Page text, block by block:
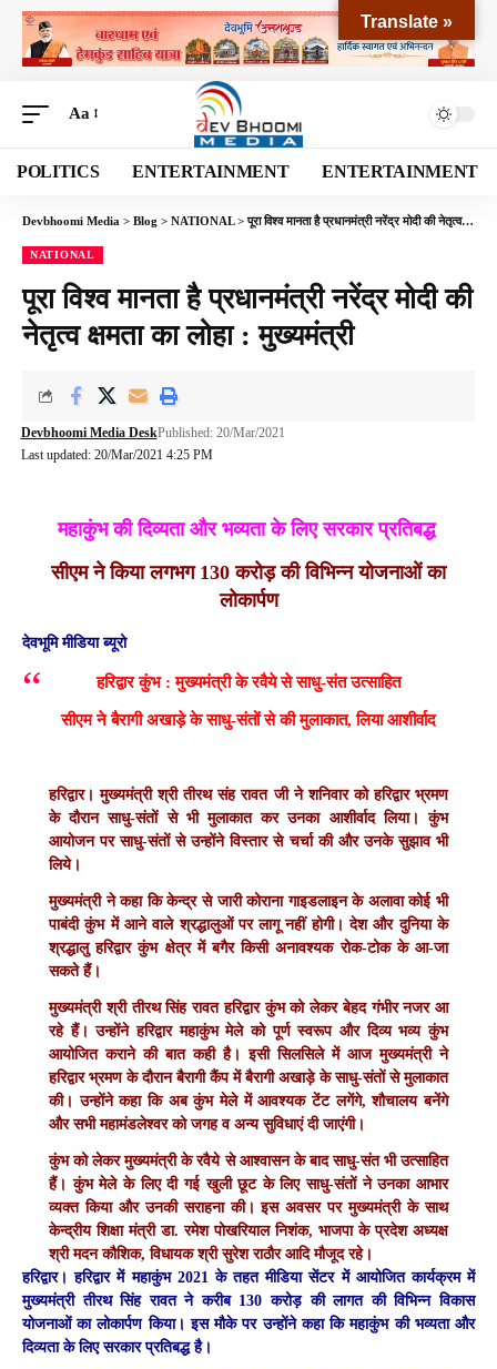
Aa
POLITICS ENTERTAINMENT ENTERTAINMENT
Devbhoomi Media > Blog > NATIONAL>पूरा विश्व मानता है प्रधानमंत्री नरेंद्र मोदी की नेतृत्व क्षमता का लोहा : मुख्यमंत्री
NATIONAL
पूरा विश्व मानता है प्रधानमंत्री नरेंद्र मोदी की
नेतृत्व क्षमता का लोहा : मुख्यमंत्री
Last updated: 20/Mar/2021 4:25 PM
Devbhoomi Media DeskPublished: 20/Mar/2021
महाकुंभ की दिव्यता और भव्यता के लिए सरकार प्रतिबद्ध
सीएम ने किया लगभग 130 करोड़ की विभिन्न योजनाओं का
लोकार्पण
देवभूमि मीडिया ब्यूरो
हरिद्वार कुंभ : मुख्यमंत्री के रवैये से साधु-संत उत्साहित
सीएम ने बैरागी अखाड़े के साधु-संतों से की मुलाकात, लिया आशीर्वाद
हरिद्वार। मुख्यमंत्री श्री तीरथ संह रावत जी ने शनिवार को हरिद्वार भ्रमण
के दौरान साधु-संतों से भी मुलाकात कर उनका आशीर्वाद लिया। कुंभ
आयोजन पर साधु-संतों से उन्होंने विस्तार से चर्चा की और उनके सुझाव भी
लिये।
मुख्यमंत्री ने कहा कि केन्द्र से जारी कोराना गाइडलाइन के अलावा कोई भी
पाबंदी कुंभ में आने वाले श्रद्धालुओं पर लागू नहीं होगी। देश और दुनिया के
श्रद्धालु हरिद्वार कुंभ क्षेत्र में बगैर किसी अनावश्यक रोक-टोक के आ-जा
सकते हैं।
मुख्यमंत्री श्री तीरथ सिंह रावत हरिद्वार कुंभ को लेकर बेहद गंभीर नजर आ
रहे हैं। उन्होंने हरिद्वार महाकुंभ मेले को पूर्ण स्वरूप और दिव्य भव्य कुंभ
आयोजित कराने की बात कही है। इसी सिलसिले में आज मुख्यमंत्री ने
हरिद्वार भ्रमण के दौरान बैरागी कैंप में बैरागी अखाड़े के साधु-संतों से मुलाकात
की। उन्होंने कहा कि अब कुंभ मेले में आवश्यक टेंट लगेंगे, शौचालय बनेंगे
और सभी महामंडलेश्वर को जगह व अन्य सुविधाएं दी जाएंगी।
कुंभ को लेकर मुख्यमंत्री के रवैये से आश्वासन के बाद साधु-संत भी उत्साहित
हैं। कुंभ मेले के लिए दी गई खुली छूट के लिए साधु-संतों ने उनका आभार
व्यक्त किया और उनकी सराहना की। इस अवसर पर मुख्यमंत्री के साथ
केन्द्रीय शिक्षा मंत्री डा. रमेश पोखरियाल निशंक, भाजपा के प्रदेश अध्यक्ष
श्री मदन कौशिक, विधायक श्री सुरेश राठौर आदि मौजूद रहे।
हरिद्वार। हरिद्वार में महाकुंभ 2021 के तहत मीडिया सेंटर में आयोजित कार्यक्रम में
मुख्यमंत्री तीरथ सिंह रावत ने करीब 130 करोड़ की लागत की विभिन्न विकास
योजनाओं का लोकार्पण किया। इस मौके पर उन्होंने कहा कि महाकुंभ की भव्यता और
दिव्यता के लिए सरकार प्रतिबद्ध है।
Translate »